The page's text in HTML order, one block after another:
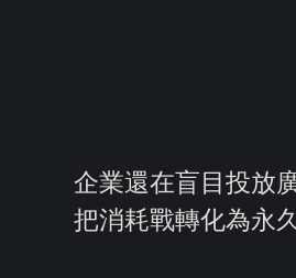
企業還在盲目投放
把消耗戰轉化為永